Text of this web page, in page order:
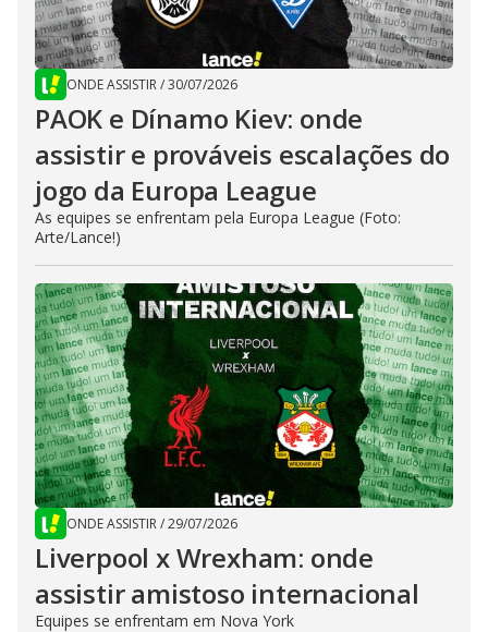
ONDE ASSISTIR/30/07/2026
PAOK e Dínamo Kiev: onde
assistir e prováveis escalações do
jogo da Europa League
As equipes se enfrentam pela Europa League (Foto:
Arte/Lance!)
ONDE ASSISTIR/29/07/2026
Liverpool x Wrexham: onde
assistir amistoso internacional
Equipes se enfrentam em Nova York